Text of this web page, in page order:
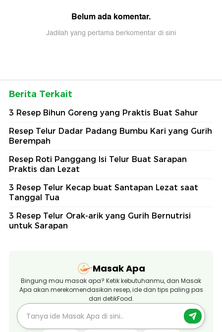
Belum ada komentar.
Jadilah yang pertama berkomentar di sini
Berita Terkait
3 Resep Bihun Goreng yang Praktis Buat Sahur
Resep Telur Dadar Padang Bumbu Kari yang Gurih
Berempah
Resep Roti Panggang Isi Telur Buat Sarapan
Praktis dan Lezat
3 Resep Telur Kecap buat Santapan Lezat saat
Tanggal Tua
3 Resep Telur Orak-arik yang Gurih Bernutrisi
untuk Sarapan
Masak Apa
Bingung mau masak apa? Ketik kebutuhanmu, dan Masak
Apa akan merekomendasikan resep, ide dan tips paling pas
dari detikFood.